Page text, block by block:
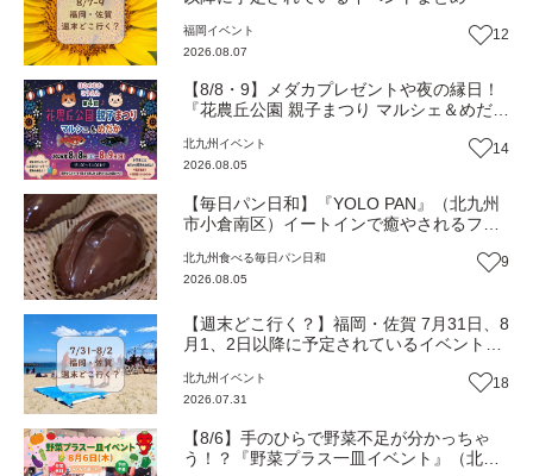
福岡 イベント
2026.08.07
12
【8/8・9】メダカプレゼントや夜の縁日！
『花農丘公園 親子まつり マルシェ＆めだ
北九州 イベント
2026.08.05
14
【毎日パン日和】『YOLO PAN』（北九州
市小倉南区）イートインで癒やされるフワ
北九州食べる毎日パン日和
2026.08.05
9
【週末どこ行く？】福岡・佐賀 7月31日、8
月1、2日以降に予定されているイベントま
北九州 イベント
2026.07.31
18
【8/6】手のひらで野菜不足が分かっちゃ
う！？『野菜プラス一皿イベント』（北九